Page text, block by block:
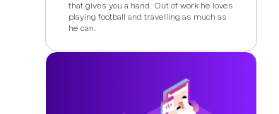
that gives you a hand. Out of work he loves
playing football and travelling as much as
he can.